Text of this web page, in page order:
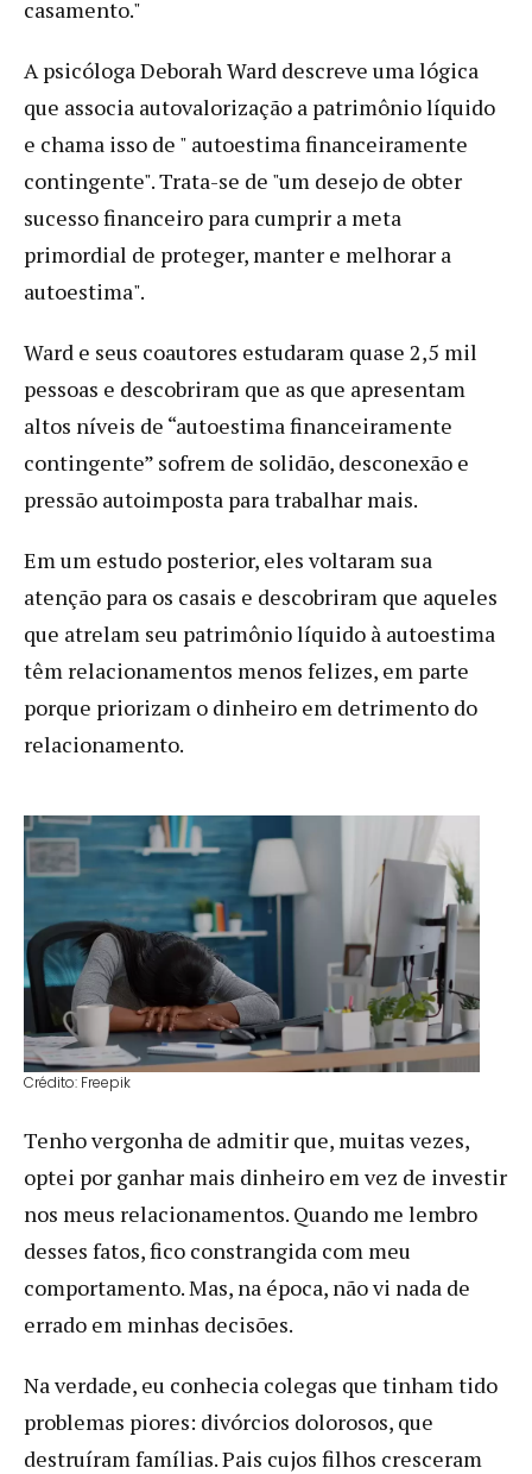
casamento."
A psicóloga Deborah Ward descreve uma lógica
que associa autovalorização a patrimônio líquido
e chama isso de " autoestima financeiramente
contingente". Trata-se de "um desejo de obter
sucesso financeiro para cumprir a meta
primordial de proteger, manter e melhorar a
autoestima".
Ward e seus coautores estudaram quase 2,5 mil
pessoas e descobriram que as que apresentam
altos níveis de “autoestima financeiramente
contingente” sofrem de solidão, desconexão e
pressão autoimposta para trabalhar mais.
Em um estudo posterior, eles voltaram sua
atenção para os casais e descobriram que aqueles
que atrelam seu patrimônio líquido à autoestima
têm relacionamentos menos felizes, em parte
porque priorizam o dinheiro em detrimento do
relacionamento.
Crédito: Freepik
Tenho vergonha de admitir que, muitas vezes,
optei por ganhar mais dinheiro em vez de investir
nos meus relacionamentos. Quando me lembro
desses fatos, fico constrangida com meu
comportamento. Mas, na época, não vi nada de
errado em minhas decisões.
Na verdade, eu conhecia colegas que tinham tido
problemas piores: divórcios dolorosos, que
destruíram famílias. Pais cujos filhos cresceram